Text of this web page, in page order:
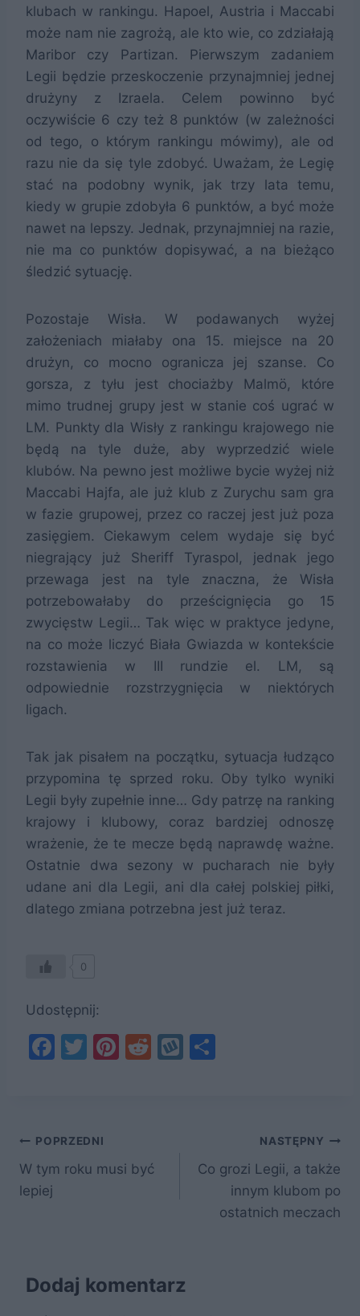
klubach w rankingu. Hapoel, Austria i Maccabi
może nam nie zagrożą, ale kto wie, co zdziałają
Maribor czy Partizan. Pierwszym zadaniem
Legii będzie przeskoczenie przynajmniej jednej
drużyny z Izraela. Celem powinno być
oczywiście 6 czy też 8 punktów (w zależności
od tego, o którym rankingu mówimy), ale od
razu nie da się tyle zdobyć. Uważam, że Legię
stać na podobny wynik, jak trzy lata temu,
kiedy w grupie zdobyła 6 punktów, a być może
nawet na lepszy. Jednak, przynajmniej na razie,
nie ma co punktów dopisywać, a na bieżąco
śledzić sytuację.
Pozostaje Wisła. W podawanych wyżej
założeniach miałaby ona 15. miejsce na 20
drużyn, co mocno ogranicza jej szanse. Co
gorsza, z tyłu jest chociażby Malmö, które
mimo trudnej grupy jest w stanie coś ugrać w
LM. Punkty dla Wisły z rankingu krajowego nie
będą na tyle duże, aby wyprzedzić wiele
klubów. Na pewno jest możliwe bycie wyżej niż
Maccabi Hajfa, ale już klub z Zurychu sam gra
w fazie grupowej, przez co raczej jest już poza
zasięgiem. Ciekawym celem wydaje się być
niegrający już Sheriff Tyraspol, jednak jego
przewaga jest na tyle znaczna, że Wisła
potrzebowałaby do prześcignięcia go 15
zwycięstw Legii… Tak więc w praktyce jedyne,
na co może liczyć Biała Gwiazda w kontekście
rozstawienia w III rundzie el. LM, są
odpowiednie rozstrzygnięcia w niektórych
ligach.
Tak jak pisałem na początku, sytuacja łudząco
przypomina tę sprzed roku. Oby tylko wyniki
Legii były zupełnie inne… Gdy patrzę na ranking
krajowy i klubowy, coraz bardziej odnoszę
wrażenie, że te mecze będą naprawdę ważne.
Ostatnie dwa sezony w pucharach nie były
udane ani dla Legii, ani dla całej polskiej piłki,
dlatego zmiana potrzebna jest już teraz.
0
Udostępnij:
F
b
o
T
Pi R
W
Nawigacja
wpisu
POPRZEDNI
W tym roku musi być
lepiej
NASTĘPNY
Co grozi Legii, a także
innym klubom po
ostatnich meczach
Dodaj komentarz